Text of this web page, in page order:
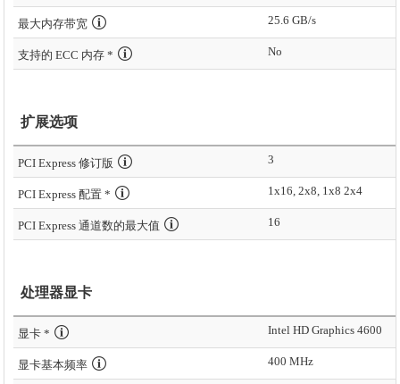
最大内存带宽 25.6 GB/s
支持的 ECC 内存 * No
扩展选项
PCI Express 修订版 3
PCI Express 配置 * 1x16, 2x8, 1x8 2x4
PCI Express 通道数的最大值 16
处理器显卡
显卡 * Intel HD Graphics 4600
显卡基本频率 400 MHz